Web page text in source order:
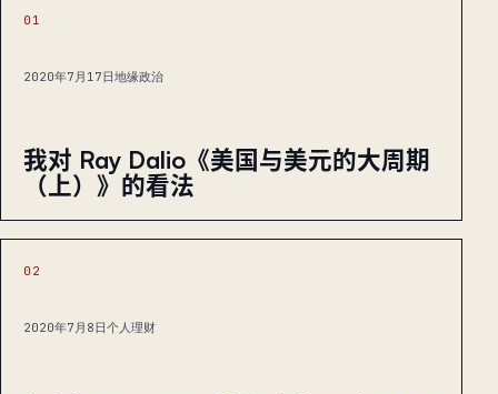
01
2020年7月17日地缘政治
我对 Ray Dalio《美国与美元的大周期
（上）》的看法
02
2020年7月8日个人理财